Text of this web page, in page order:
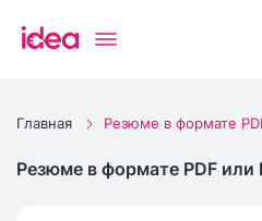
Главная Резюме в формате
Резюме в формате PDF или